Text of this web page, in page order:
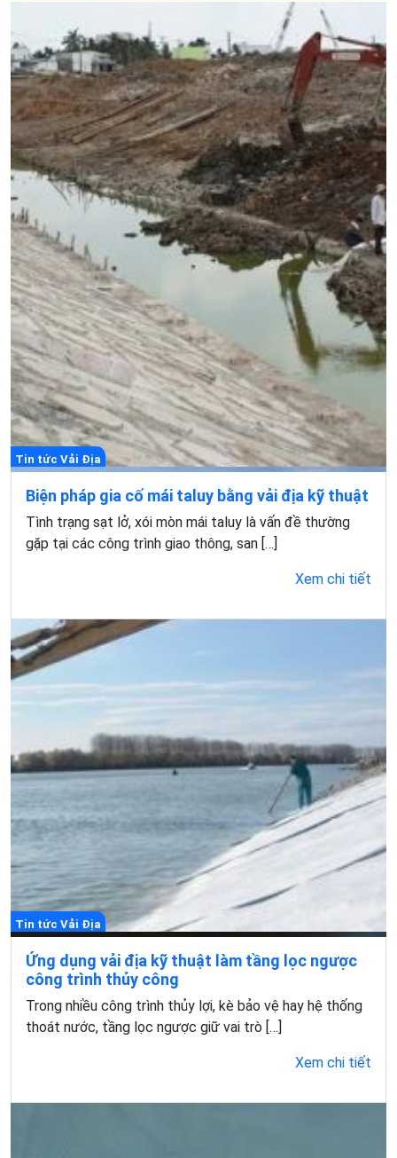
Tin tức Vải Địa
Biện pháp gia cố mái taluy bằng vải địa kỹ thuật
Tình trạng sạt lở, xói mòn mái taluy là vấn đề thường
gặp tại các công trình giao thông, san […]
Xem chi tiết
Tin tức Vải Địa
Ứng dụng vải địa kỹ thuật làm tầng lọc ngược
công trình thủy công
Trong nhiều công trình thủy lợi, kè bảo vệ hay hệ thống
thoát nước, tầng lọc ngược giữ vai trò […]
Xem chi tiết